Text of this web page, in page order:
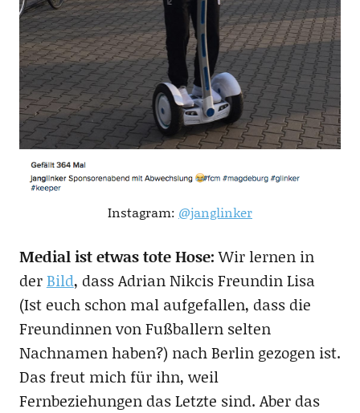
Instagram: @janglinker
Medial ist etwas tote Hose:Wir lernen in
derBild, dass Adrian Nikcis Freundin Lisa
(Ist euch schon mal aufgefallen, dass die
Freundinnen von Fußballern selten
Nachnamen haben?) nach Berlin gezogen ist.
Das freut mich für ihn, weil
Fernbeziehungen das Letzte sind. Aber das